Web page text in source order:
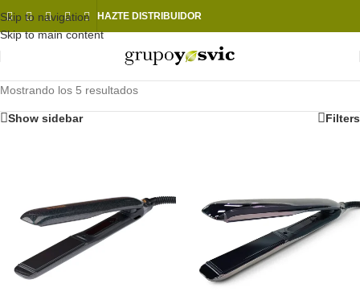
Skip to navigation
Skip to main content
HAZTE DISTRIBUIDOR
Mostrando los 5 resultados
Show sidebar Filters